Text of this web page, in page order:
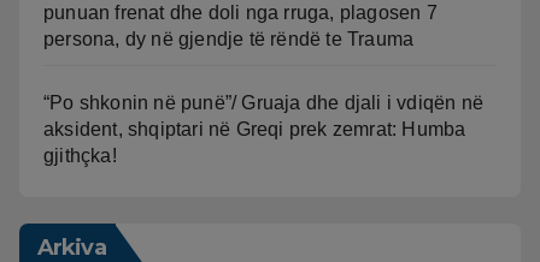
punuan frenat dhe doli nga rruga, plagosen 7
persona, dy në gjendje të rëndë te Trauma
“Po shkonin në punë”/ Gruaja dhe djali i vdiqën në
aksident, shqiptari në Greqi prek zemrat: Humba
gjithçka!
Arkiva